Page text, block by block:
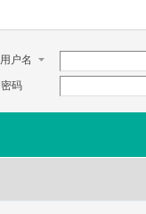
用户名
密码